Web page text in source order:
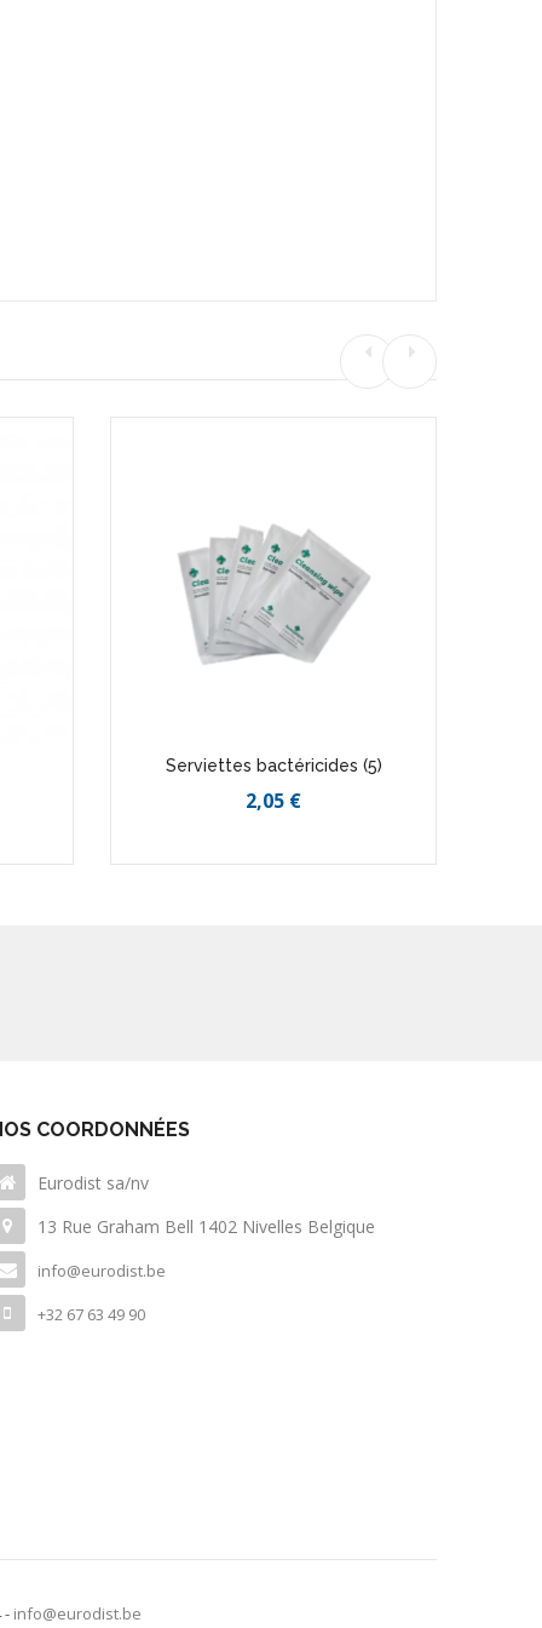
Serviettes bactéricides (5)
2,05 €
COORDONNÉES
Eurodist sa/nv
13 Rue Graham Bell 1402 Nivelles Belgique
info@eurodist.be
+32 67 63 49 90
- info@eurodist.be